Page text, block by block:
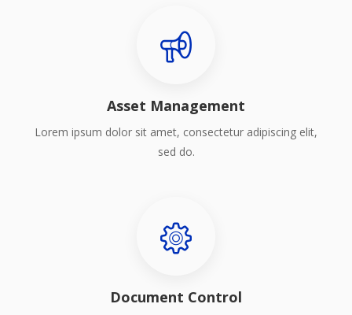
Asset Management
Lorem ipsum dolor sit amet, consectetur adipiscing elit,
sed do.
Document Control